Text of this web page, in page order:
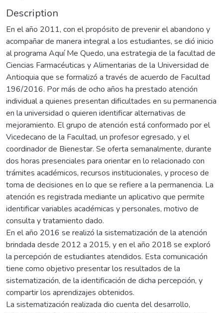
Description
En el año 2011, con el propósito de prevenir el abandono y
acompañar de manera integral a los estudiantes, se dió inicio
al programa Aquí Me Quedo, una estrategia de la facultad de
Ciencias Farmacéuticas y Alimentarias de la Universidad de
Antioquia que se formalizó a través de acuerdo de Facultad
196/2016. Por más de ocho años ha prestado atención
individual a quienes presentan dificultades en su permanencia
en la universidad o quieren identificar alternativas de
mejoramiento. El grupo de atención está conformado por el
Vicedecano de la Facultad, un profesor egresado, y el
coordinador de Bienestar. Se oferta semanalmente, durante
dos horas presenciales para orientar en lo relacionado con
trámites académicos, recursos institucionales, y proceso de
toma de decisiones en lo que se refiere a la permanencia. La
atención es registrada mediante un aplicativo que permite
identificar variables académicas y personales, motivo de
consulta y tratamiento dado.
En el año 2016 se realizó la sistematización de la atención
brindada desde 2012 a 2015, y en el año 2018 se exploró
la percepción de estudiantes atendidos. Esta comunicación
tiene como objetivo presentar los resultados de la
sistematización, de la identificación de dicha percepción, y
compartir los aprendizajes obtenidos.
La sistematización realizada dio cuenta del desarrollo,